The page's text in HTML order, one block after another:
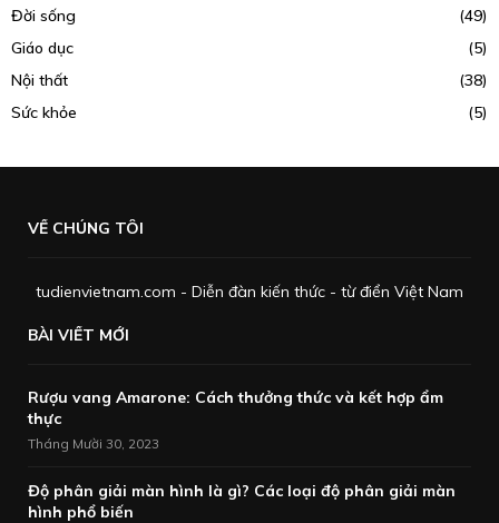
Đời sống
(49)
Giáo dục
(5)
Nội thất
(38)
Sức khỏe
(5)
VỀ CHÚNG TÔI
tudienvietnam.com - Diễn đàn kiến thức - từ điển Việt Nam
BÀI VIẾT MỚI
Rượu vang Amarone: Cách thưởng thức và kết hợp ẩm
thực
Tháng Mười 30, 2023
Độ phân giải màn hình là gì? Các loại độ phân giải màn
hình phổ biến